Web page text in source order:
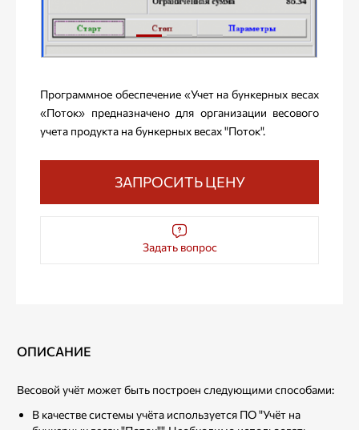
Программное обеспечение «Учет на бункерных весах
«Поток» предназначено для организации весового
учета продукта на бункерных весах "Поток".
Задать вопрос
ЗАПРОСИТЬ ЦЕНУ
ОПИСАНИЕ
Весовой учёт может быть построен следующими способами:
В качестве системы учёта используется ПО "Учёт на